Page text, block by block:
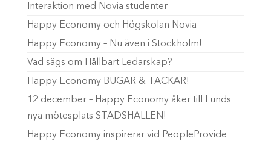
Interaktion med Novia studenter
Happy Economy och Högskolan Novia
Happy Economy – Nu även i Stockholm!
Vad sägs om Hållbart Ledarskap?
Happy Economy BUGAR & TACKAR!
12 december – Happy Economy åker till Lunds
nya mötesplats STADSHALLEN!
Happy Economy inspirerar vid PeopleProvide